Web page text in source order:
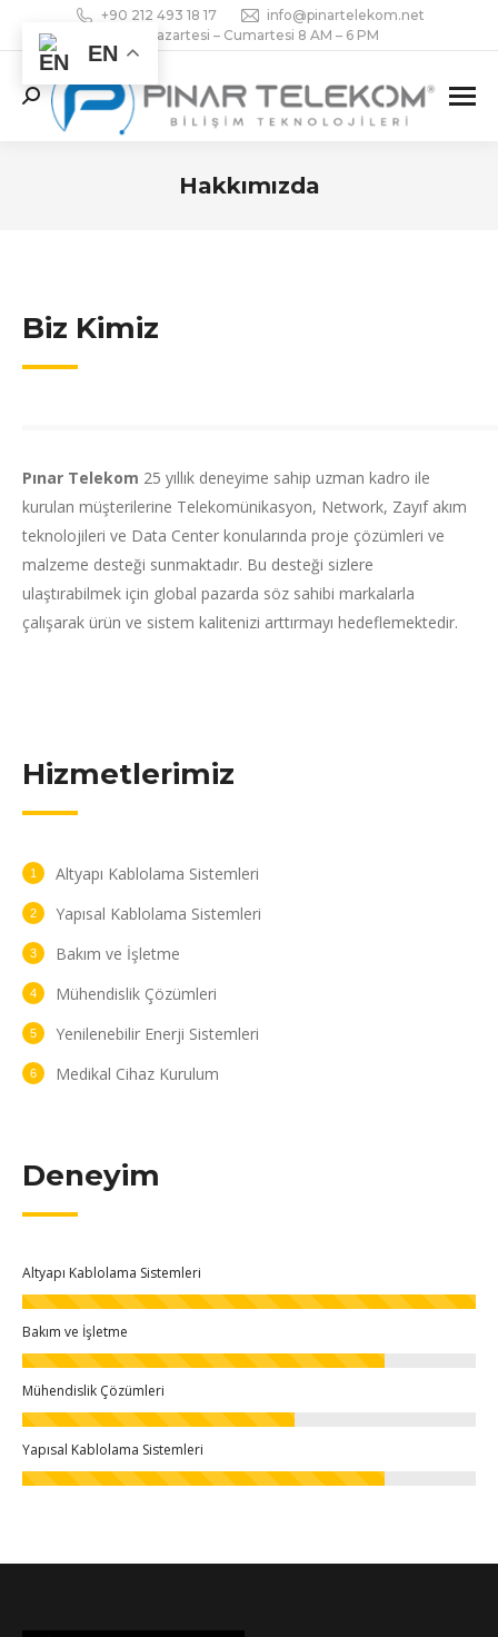
+90 212 493 18 17
info@pinartelekom.net
Pazartesi – Cumartesi 8 AM – 6 PM
Search:
Hakkımızda
Biz Kimiz
Pınar Telekom 25 yıllık deneyime sahip uzman kadro ile
kurulan müşterilerine Telekomünikasyon, Network, Zayıf akım
teknolojileri ve Data Center konularında proje çözümleri ve
malzeme desteği sunmaktadır. Bu desteği sizlere
ulaştırabilmek için global pazarda söz sahibi markalarla
çalışarak ürün ve sistem kalitenizi arttırmayı hedeflemektedir.
Hizmetlerimiz
Altyapı Kablolama Sistemleri
Yapısal Kablolama Sistemleri
Bakım ve İşletme
Mühendislik Çözümleri
Yenilenebilir Enerji Sistemleri
Medikal Cihaz Kurulum
Deneyim
Altyapı Kablolama Sistemleri
Bakım ve İşletme
Mühendislik Çözümleri
Yapısal Kablolama Sistemleri
EN